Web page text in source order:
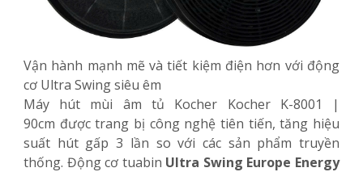
Vận hành mạnh mẽ và tiết kiệm điện hơn với động
cơ Ultra Swing siêu êm
Máy hút mùi âm tủ Kocher Kocher K-8001 |
90cm được trang bị công nghệ tiên tiến, tăng hiệu
suất hút gấp 3 lần so với các sản phẩm truyền
thống. Động cơ tuabin Ultra Swing Europe Energy